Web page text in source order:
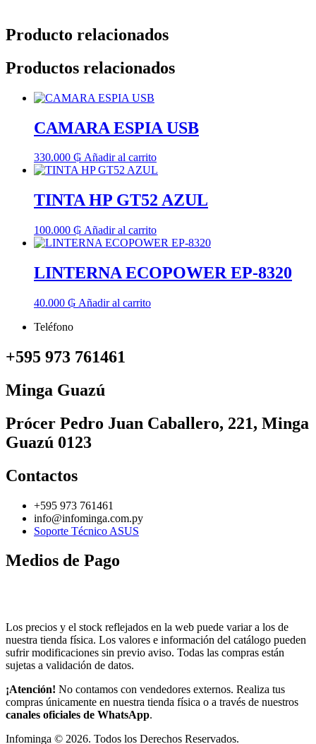
Producto relacionados
Productos relacionados
CAMARA ESPIA USB
330.000 ₲ Añadir al carrito
TINTA HP GT52 AZUL
100.000 ₲ Añadir al carrito
LINTERNA ECOPOWER EP-8320
40.000 ₲ Añadir al carrito
Teléfono
+595 973 761461
Minga Guazú
Prócer Pedro Juan Caballero, 221, Minga
Guazú 0123
Contactos
+595 973 761461
info@infominga.com.py
Soporte Técnico ASUS
Medios de Pago
Los precios y el stock reflejados en la web puede variar a los de
nuestra tienda física. Los valores e información del catálogo pueden
sufrir modificaciones sin previo aviso. Todas las compras están
sujetas a validación de datos.
¡Atención! No contamos con vendedores externos. Realiza tus
compras únicamente en nuestra tienda física o a través de nuestros
canales oficiales de WhatsApp.
Infominga © 2026. Todos los Derechos Reservados.